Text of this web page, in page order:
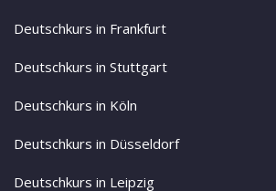
Deutschkurs in Frankfurt
Deutschkurs in Stuttgart
Deutschkurs in Köln
Deutschkurs in Düsseldorf
Deutschkurs in Leipzig